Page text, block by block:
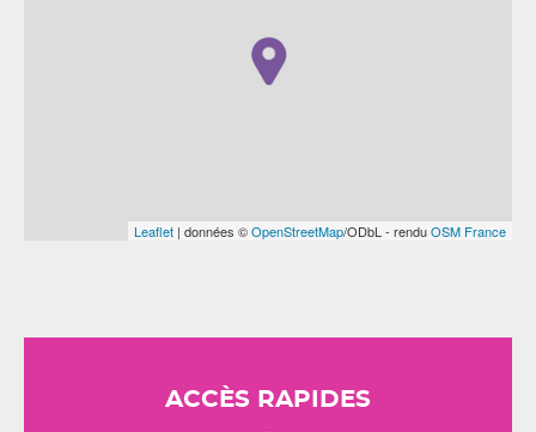
Leaflet | données ©OpenStreetMap/ODbL - renduOSM France
ACCÈS RAPIDES